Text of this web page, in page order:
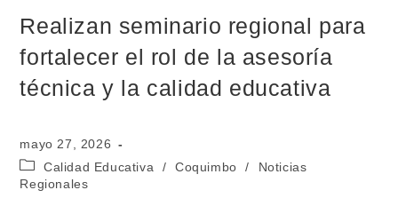
Realizan seminario regional para
fortalecer el rol de la asesoría
técnica y la calidad educativa
mayo 27, 2026
Calidad Educativa
/ Coquimbo /
Noticias
Regionales